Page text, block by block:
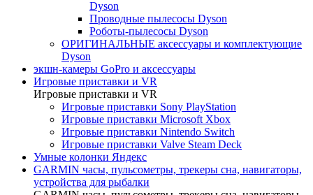
Dyson
Проводные пылесосы Dyson
Роботы-пылесосы Dyson
ОРИГИНАЛЬНЫЕ аксессуары и комплектующие
Dyson
экшн-камеры GoPro и аксессуары
Игровые приставки и VR
Игровые приставки и VR
Игровые приставки Sony PlayStation
Игровые приставки Microsoft Xbox
Игровые приставки Nintendo Switch
Игровые приставки Valve Steam Deck
Умные колонки Яндекс
GARMIN часы, пульсометры, трекеры сна, навигаторы,
устройства для рыбалки